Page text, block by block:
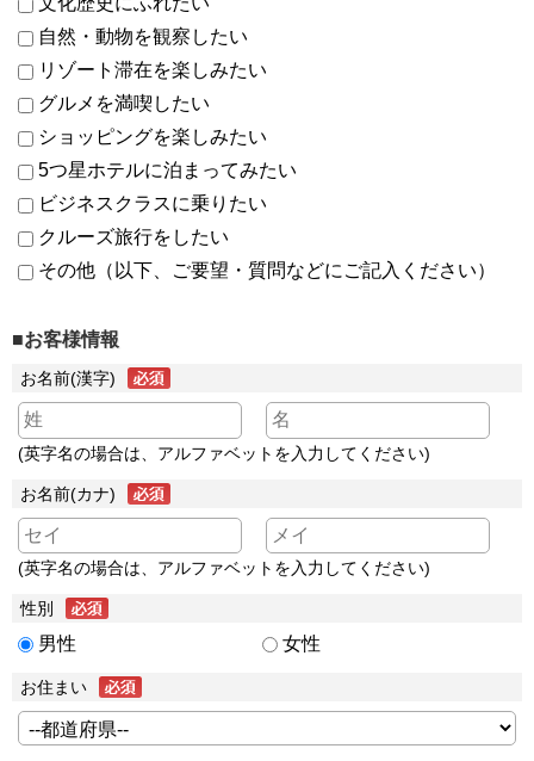
自然・動物を観察したい
リゾート滞在を楽しみたい
グルメを満喫したい
ショッピングを楽しみたい
5つ星ホテルに泊まってみたい
ビジネスクラスに乗りたい
クルーズ旅行をしたい
その他（以下、ご要望・質問などにご記入ください）
■お客様情報
お名前(漢字)
(英字名の場合は、アルファベットを入力してください)
お名前(カナ)
(英字名の場合は、アルファベットを入力してください)
性別
男性 女性
お住まい